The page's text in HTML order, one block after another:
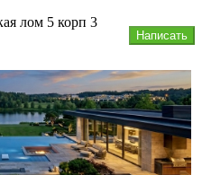
Написать
лом 5 корп 3